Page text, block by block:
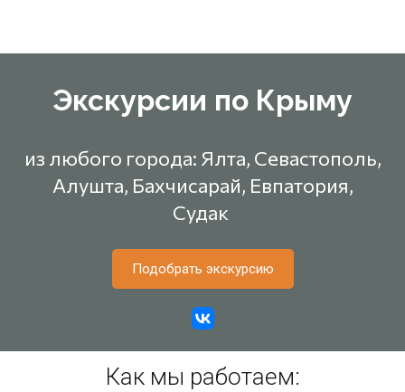
Экскурсии по Крыму
из любого города: Ялта, Севастополь,
Алушта, Бахчисарай, Евпатория,
Судак
Подобрать экскурсию
Как мы работаем: